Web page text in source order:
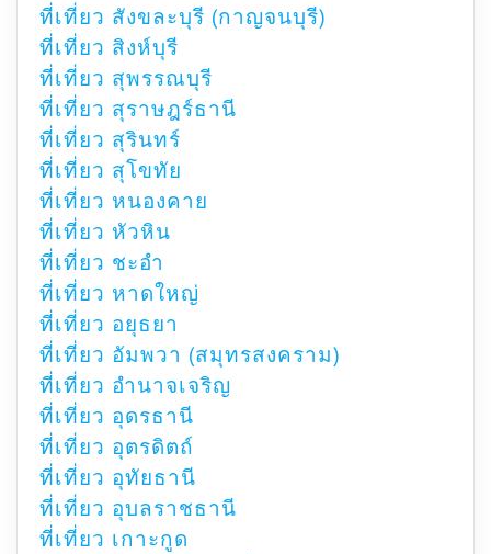
ที่เที่ยว สังขละบุรี (กาญจนบุรี)
ที่เที่ยว สิงห์บุรี
ที่เที่ยว สุพรรณบุรี
ที่เที่ยว สุราษฎร์ธานี
ที่เที่ยว สุรินทร์
ที่เที่ยว สุโขทัย
ที่เที่ยว หนองคาย
ที่เที่ยว หัวหิน
ที่เที่ยว ชะอำ
ที่เที่ยว หาดใหญ่
ที่เที่ยว อยุธยา
ที่เที่ยว อัมพวา (สมุทรสงคราม)
ที่เที่ยว อำนาจเจริญ
ที่เที่ยว อุดรธานี
ที่เที่ยว อุตรดิตถ์
ที่เที่ยว อุทัยธานี
ที่เที่ยว อุบลราชธานี
ที่เที่ยว เกาะกูด